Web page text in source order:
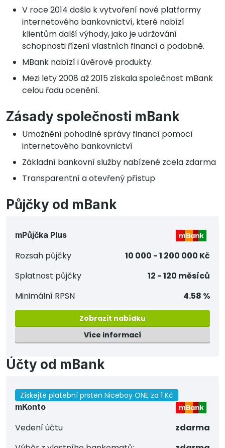
V roce 2014 došlo k vytvoření nové platformy
internetového bankovnictví, které nabízí
klientům další výhody, jako je udržování
schopnosti řízení vlastních financí a podobně.
MBank nabízí i úvěrové produkty.
Mezi lety 2008 až 2015 získala společnost mBank
celou řadu ocenění.
Zásady společnosti mBank
Umožnění pohodlné správy financí pomocí
internetového bankovnictví
Základní bankovní služby nabízené zcela zdarma
Transparentní a otevřený přístup
Půjčky od mBank
mPůjčka Plus
Rozsah půjčky
10 000 - 1 200 000 Kč
Splatnost půjčky
12 - 120 měsíců
Minimální RPSN
4.58 %
Zobrazit nabídku
Více informací
Účty od mBank
Získejte platební prsten Niceboy ONE za 1 Kč
mKonto
Vedení účtu
zdarma